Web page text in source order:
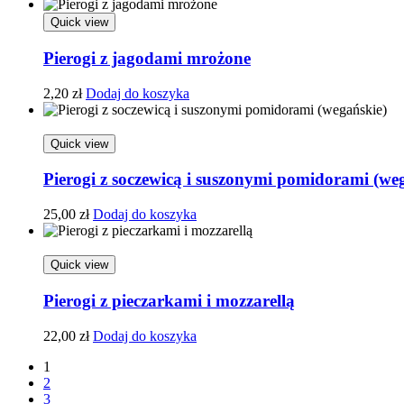
Quick view
Pierogi z jagodami mrożone
2,20 zł Dodaj do koszyka
Quick view
Pierogi z soczewicą i suszonymi pomidorami
25,00 zł Dodaj do koszyka
Quick view
Pierogi z pieczarkami i mozzarellą
22,00 zł Dodaj do koszyka
1
2
3